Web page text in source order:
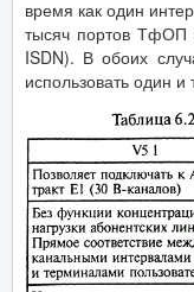
время как один
тысяч портов ТфОП
ISDN). В обоих
использовать один